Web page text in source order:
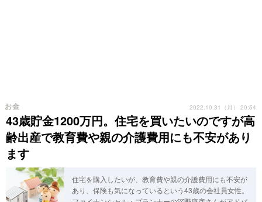
43歳貯金1200万円。住宅を買いたいのですが高
齢出産で教育費や親の介護費用にも不安があり
ます
お金 2022.10.31（月） 20:54
住宅を購入したいが、教育費や親の介護費用にも不安が
あり、保険も気になっているという43歳の会社員女性。